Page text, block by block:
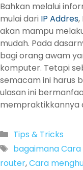
Bahkan melalui
mulai dari IP Addres,
akan mampu
mudah. Pada
bagi orang awam
komputer. Tetapi
semacam ini harus
ulasan ini
mempraktikkannya
Categories
Tips & Tricks
Tags
bagaimana
router,Cara